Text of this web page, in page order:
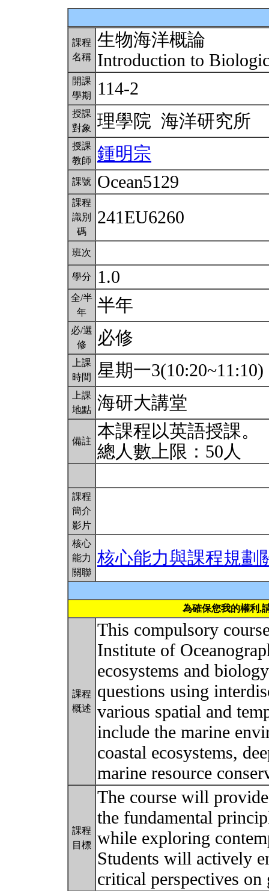
課程
名稱
生物海洋概論
Introduction to
開課
學期
114-2
授課
對象
理學院 海洋研究所
授課
教師
鍾明宗
課號 Ocean5129
課程
識別
碼
241EU6260
班次
學分 1.0
全/半
年
半年
必/選
修
必修
上課
時間
星期一3(10:20~11:10)
上課
地點 海研大講堂
備註
本課程以英語授課。
總人數上限：50人
課程
簡介
影片
核心
能力
關聯
核心能力與課程規劃
為確保您我的權利,
課程
概述
This compulsory
Institute of
ecosystems and
questions using
various spatial and
include the marine
coastal ecosystems,
marine resource
課程
目標
The course will
the fundamental
while exploring
Students will actively
critical perspectives